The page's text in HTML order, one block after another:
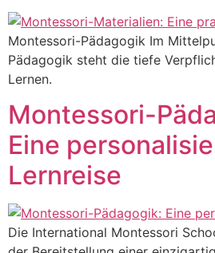
Montessori-Pädagogik Im
Pädagogik steht die tiefe
Lernen.
Montessori-
Eine
Lernreise
Die International Montessori